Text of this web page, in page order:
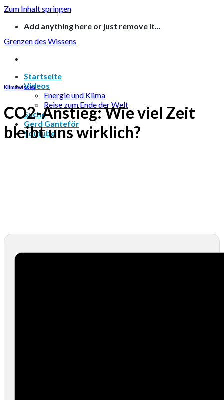
Zum Inhalt springen
Add anything here or just remove it...
Grenzen des Wissens
Startseite
Videos
Energie und Klima
Reise zum Ende der Welt
Suche
Gerd Ganteför
Youtube
Klimawissen
CO2-Anstieg: Wie viel Zeit
bleibt uns wirklich?